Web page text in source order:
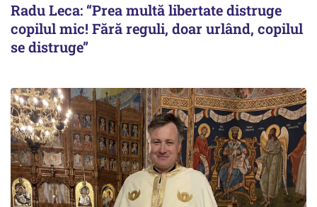
Radu Leca: “Prea multă libertate distruge
copilul mic! Fără reguli, doar urlând, copilul
se distruge”